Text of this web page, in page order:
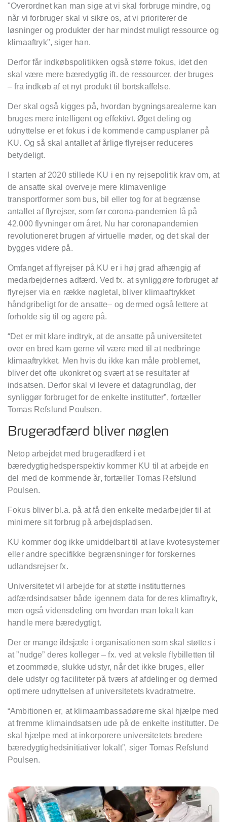
"Overordnet kan man sige at vi skal forbruge mindre, og
når vi forbruger skal vi sikre os, at vi prioriterer de
løsninger og produkter der har mindst muligt ressource og
klimaaftryk", siger han.
Derfor får indkøbspolitikken også større fokus, idet den
skal være mere bæredygtig ift. de ressourcer, der bruges
– fra indkøb af et nyt produkt til bortskaffelse.
Der skal også kigges på, hvordan bygningsarealerne kan
bruges mere intelligent og effektivt. Øget deling og
udnyttelse er et fokus i de kommende campusplaner på
KU. Og så skal antallet af årlige flyrejser reduceres
betydeligt.
I starten af 2020 stillede KU i en ny rejsepolitik krav om, at
de ansatte skal overveje mere klimavenlige
transportformer som bus, bil eller tog for at begrænse
antallet af flyrejser, som før corona-pandemien lå på
42.000 flyvninger om året. Nu har coronapandemien
revolutioneret brugen af virtuelle møder, og det skal der
bygges videre på.
Omfanget af flyrejser på KU er i høj grad afhængig af
medarbejdernes adfærd. Ved fx. at synliggøre forbruget af
flyrejser via en række nøgletal, bliver klimaaftrykket
håndgribeligt for de ansatte– og dermed også lettere at
forholde sig til og agere på.
“Det er mit klare indtryk, at de ansatte på universitetet
over en bred kam gerne vil være med til at nedbringe
klimaaftrykket. Men hvis du ikke kan måle problemet,
bliver det ofte ukonkret og svært at se resultater af
indsatsen. Derfor skal vi levere et datagrundlag, der
synliggør forbruget for de enkelte institutter”, fortæller
Tomas Refslund Poulsen.
Brugeradfærd bliver nøglen
Netop arbejdet med brugeradfærd i et
bæredygtighedsperspektiv kommer KU til at arbejde en
del med de kommende år, fortæller Tomas Refslund
Poulsen.
Fokus bliver bl.a. på at få den enkelte medarbejder til at
minimere sit forbrug på arbejdspladsen.
KU kommer dog ikke umiddelbart til at lave kvotesystemer
eller andre specifikke begrænsninger for forskernes
udlandsrejser fx.
Universitetet vil arbejde for at støtte institutternes
adfærdsindsatser både igennem data for deres klimaftryk,
men også vidensdeling om hvordan man lokalt kan
handle mere bæredygtigt.
Der er mange ildsjæle i organisationen som skal støttes i
at ”nudge” deres kolleger – fx. ved at veksle flybilletten til
et zoommøde, slukke udstyr, når det ikke bruges, eller
dele udstyr og faciliteter på tværs af afdelinger og dermed
optimere udnyttelsen af universitetets kvadratmetre.
“Ambitionen er, at klimaambassadørerne skal hjælpe med
at fremme klimaindsatsen ude på de enkelte institutter. De
skal hjælpe med at inkorporere universitetets bredere
bæredygtighedsinitiativer lokalt”, siger Tomas Refslund
Poulsen.